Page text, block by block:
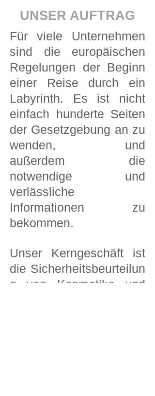
UNSER AUFTRAG
Für viele Unternehmen
sind die europäischen
Regelungen der Beginn
einer Reise durch ein
Labyrinth. Es ist nicht
einfach hunderte Seiten
der Gesetzgebung an zu
wenden, und
außerdem die
notwendige und
verlässliche
Informationen zu
bekommen.
Unser Kerngeschäft ist
die Sicherheitsbeurteilun
g von Kosmetika und